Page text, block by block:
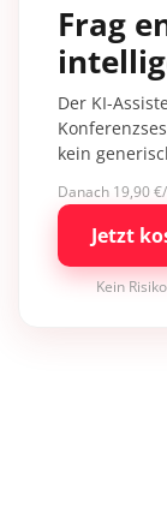
Frag
Der KI-
kein
Danach 19,90
Jetzt
Kein